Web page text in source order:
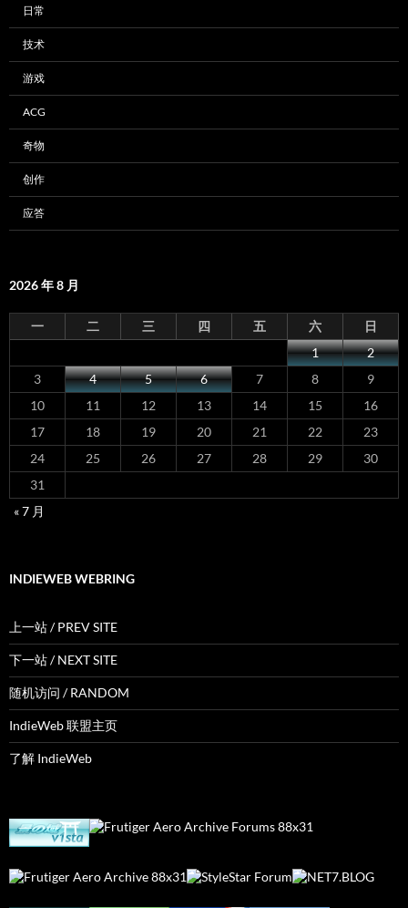
日常
技术
游戏
ACG
奇物
创作
应答
2026 年 8 月
一 二 三 四 五 六
日
1
2
3
4 5 6 7 8
9
10
11 12 13 14 15
16
17
18 19 20 21 22
23
24
25 26 27 28 29
30
31
« 7 月
INDIEWEB WEBRING
上一站 / PREV SITE
下一站 / NEXT SITE
随机访问 / RANDOM
IndieWeb 联盟主页
了解 IndieWeb